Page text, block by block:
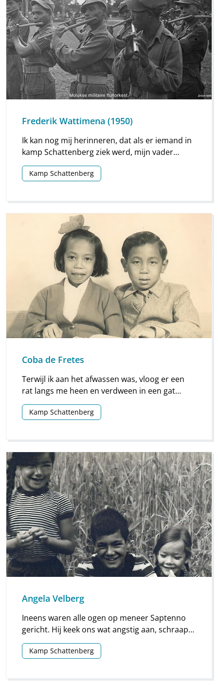
Frederik Wattimena (1950)
Ik kan nog mij herinneren, dat als er iemand in
kamp Schattenberg ziek werd, mijn vader
benaderd werd (ook nachts ) en ik dus wakker
werd gemaakt en van mijn vader naar de
Kamp Schattenberg
Coba de Fretes
Terwijl ik aan het afwassen was, vloog er een
rat langs me heen en verdween in een gat
naast de open overstort. Helemaal in paniek
haalde ik mijn broertje op.
Kamp Schattenberg
Angela Velberg
Ineens waren alle ogen op meneer Saptenno
gericht. Hij keek ons wat angstig aan, schraapte
zijn keel … en viel flauw. Grote schrik bij de
leerlingen.
Kamp Schattenberg